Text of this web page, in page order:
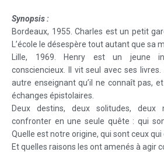
Synopsis :
Bordeaux, 1955. Charles est un petit
L’école le désespère tout autant que sa
Lille, 1969. Henry est un jeune
consciencieux. Il vit seul avec ses
autre enseignant qu’il ne connaît pas,
échanges épistolaires.
Deux destins, deux solitudes,
confronter en une seule quête : qui
Quelle est notre origine, qui sont ceux
Et quelles raisons les ont amenés à agir